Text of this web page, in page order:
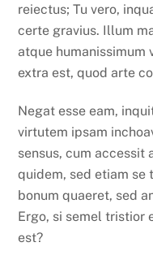
reiectus; Tu vero,
certe gravius. Illum
atque humanissimum
extra est, quod arte
Negat esse eam,
virtutem ipsam
sensus, cum accessit
quidem, sed etiam se
bonum quaeret, sed
Ergo, si semel tristior
est?